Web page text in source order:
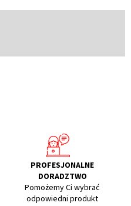
PROFESJONALNE
DORADZTWO
Pomożemy Ci wybrać
odpowiedni produkt